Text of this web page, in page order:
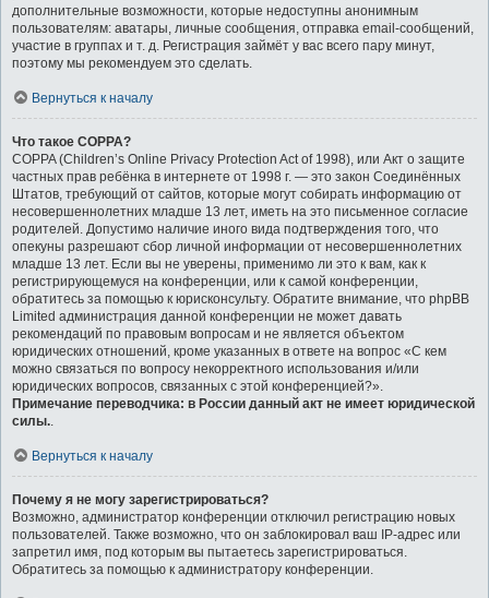
дополнительные возможности, которые недоступны анонимным
пользователям: аватары, личные сообщения, отправка email-сообщений,
участие в группах и т. д. Регистрация займёт у вас всего пару минут,
поэтому мы рекомендуем это сделать.
Вернуться к началу
Что такое COPPA?
COPPA (Children’s Online Privacy Protection Act of 1998), или Акт о защите
частных прав ребёнка в интернете от 1998 г. — это закон Соединённых
Штатов, требующий от сайтов, которые могут собирать информацию от
несовершеннолетних младше 13 лет, иметь на это письменное согласие
родителей. Допустимо наличие иного вида подтверждения того, что
опекуны разрешают сбор личной информации от несовершеннолетних
младше 13 лет. Если вы не уверены, применимо ли это к вам, как к
регистрирующемуся на конференции, или к самой конференции,
обратитесь за помощью к юрисконсульту. Обратите внимание, что phpBB
Limited администрация данной конференции не может давать
рекомендаций по правовым вопросам и не является объектом
юридических отношений, кроме указанных в ответе на вопрос «С кем
можно связаться по вопросу некорректного использования и/или
юридических вопросов, связанных с этой конференцией?».
Примечание переводчика: в России данный акт не имеет юридической
силы..
Вернуться к началу
Почему я не могу зарегистрироваться?
Возможно, администратор конференции отключил регистрацию новых
пользователей. Также возможно, что он заблокировал ваш IP-адрес или
запретил имя, под которым вы пытаетесь зарегистрироваться.
Обратитесь за помощью к администратору конференции.